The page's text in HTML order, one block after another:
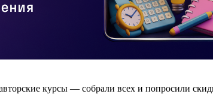
курсы — собрали всех и попросили